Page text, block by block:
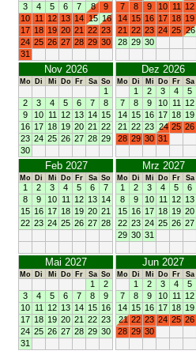
3
4 5 6 7 8
9
10 11 12 13 14 15 16
17 18 19 20 21 22 23
24 25 26 27 28 29 30
31
7
8 9 10 11 12
14 15 16 17 18 19
21 22 23 24 25 26
28 29 30
Nov 2026
Mo Di Mi Do Fr Sa So
1
2
3 4 5 6 7
8
9
10 11 12 13 14 15
16 17 18 19 20 21 22
23 24 25 26 27 28 29
30
Dez 2026
Mo Di Mi Do Fr Sa
1 2 3 4 5
7
8 9 10 11 12
14 15 16 17 18 19
21 22 23 24 25 26
28 29 30 31
Feb 2027
Mo Di Mi Do Fr Sa So
1 2 3 4 5 6
7
8
9 10 11 12 13 14
15 16 17 18 19 20 21
22 23 24 25 26 27 28
Mrz 2027
Mo Di Mi Do Fr Sa
1 2 3 4 5 6
8
9 10 11 12 13
15 16 17 18 19 20
22 23 24 25 26 27
29 30 31
Mai 2027
Mo Di Mi Do Fr Sa So
1
2
3
4 5 6 7 8
9
10 11 12 13 14 15 16
17 18 19 20 21 22 23
24 25 26 27 28 29 30
31
Jun 2027
Mo Di Mi Do Fr Sa
1 2 3 4 5
7
8 9 10 11 12
14 15 16 17 18 19
21 22 23 24 25 26
28 29 30